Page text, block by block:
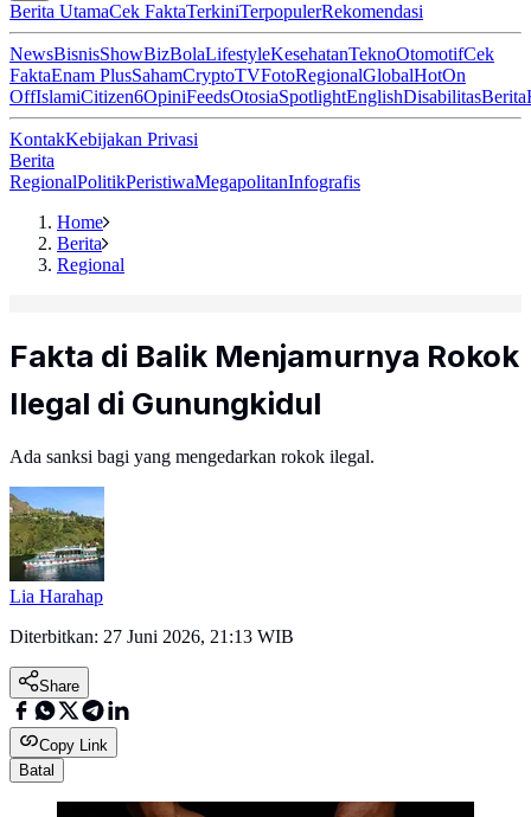
Berita UtamaCek FaktaTerkiniTerpopulerRekomendasi
NewsBisnisShowBizBolaLifestyleKesehatanTeknoOtomotifCek
FaktaEnam PlusSahamCryptoTVFotoRegionalGlobalHotOn
OffIslamiCitizen6OpiniFeedsOtosiaSpotlightEnglishDisabilitasBerita
KontakKebijakan Privasi
Berita
RegionalPolitikPeristiwaMegapolitanInfografis
Home
Berita
Regional
Fakta di Balik Menjamurnya Rokok
Ilegal di Gunungkidul
Ada sanksi bagi yang mengedarkan rokok ilegal.
Lia Harahap
Diterbitkan: 27 Juni 2026, 21:13 WIB
Share
Copy Link
Batal